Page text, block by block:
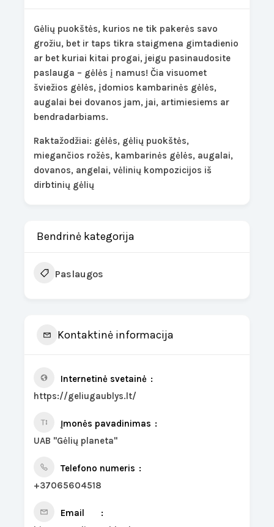
Gėlių puokštės, kurios ne tik pakerės savo
grožiu, bet ir taps tikra staigmena gimtadienio
ar bet kuriai kitai progai, jeigu pasinaudosite
paslauga – gėlės į namus! Čia visuomet
šviežios gėlės, įdomios kambarinės gėlės,
augalai bei dovanos jam, jai, artimiesiems ar
bendradarbiams.
Raktažodžiai: gėlės, gėlių puokštės,
miegančios rožės, kambarinės gėlės, augalai,
dovanos, angelai, vėlinių kompozicijos iš
dirbtinių gėlių
Bendrinė kategorija
Paslaugos
Kontaktinė informacija
Internetinė svetainė
https://geliugaublys.lt/
Įmonės pavadinimas
UAB "Gėlių planeta"
Telefono numeris
+37065604518
Email